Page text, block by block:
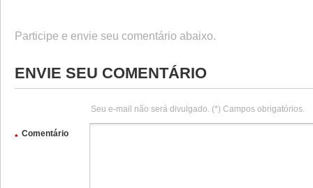
Participe e envie seu comentário abaixo.
ENVIE SEU COMENTÁRIO
Seu e-mail não será divulgado. (*) Campos obrigatórios.
Comentário
*